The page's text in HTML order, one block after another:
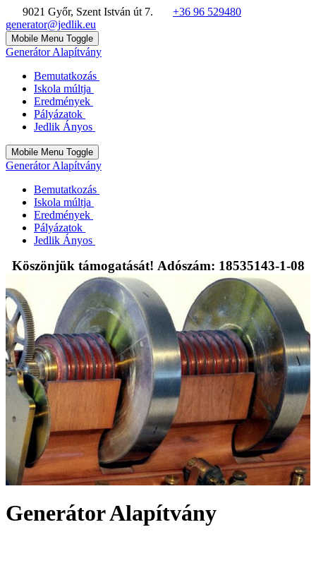
9021 Győr, Szent István út 7.
+36 96 529480
generator@jedlik.eu
Mobile Menu Toggle
Generátor Alapítvány
Bemutatkozás
Iskola múltja
Eredmények
Pályázatok
Jedlik Ányos
Mobile Menu Toggle
Generátor Alapítvány
Bemutatkozás
Iskola múltja
Eredmények
Pályázatok
Jedlik Ányos
Köszönjük támogatását! Adószám: 18535143-1-08
Generátor Alapítvány